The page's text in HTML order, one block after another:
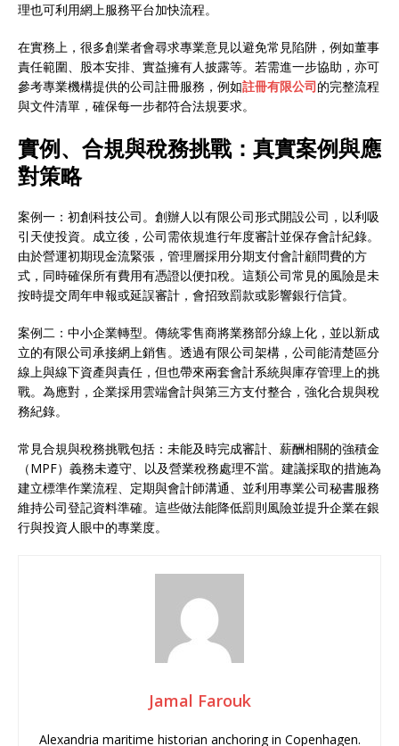
理也可利用網上服務平台加快流程。
在實務上，很多創業者會尋求專業意見以避免常見陷阱，例如董事
責任範圍、股本安排、實益擁有人披露等。若需進一步協助，亦可
參考專業機構提供的公司註冊服務，例如註冊有限公司的完整流程
與文件清單，確保每一步都符合法規要求。
實例、合規與稅務挑戰：真實案例與應
對策略
案例一：初創科技公司。創辦人以有限公司形式開設公司，以利吸
引天使投資。成立後，公司需依規進行年度審計並保存會計紀錄。
由於營運初期現金流緊張，管理層採用分期支付會計顧問費的方
式，同時確保所有費用有憑證以便扣稅。這類公司常見的風險是未
按時提交周年申報或延誤審計，會招致罰款或影響銀行信貸。
案例二：中小企業轉型。傳統零售商將業務部分線上化，並以新成
立的有限公司承接網上銷售。透過有限公司架構，公司能清楚區分
線上與線下資產與責任，但也帶來兩套會計系統與庫存管理上的挑
戰。為應對，企業採用雲端會計與第三方支付整合，強化合規與稅
務紀錄。
常見合規與稅務挑戰包括：未能及時完成審計、薪酬相關的強積金
（MPF）義務未遵守、以及營業稅務處理不當。建議採取的措施為
建立標準作業流程、定期與會計師溝通、並利用專業公司秘書服務
維持公司登記資料準確。這些做法能降低罰則風險並提升企業在銀
行與投資人眼中的專業度。
Jamal Farouk
Alexandria maritime historian anchoring in Copenhagen.